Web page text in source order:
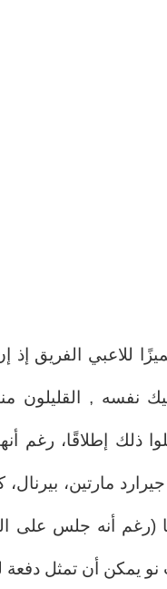
للاعبي الفريق إذ
نفسه , القليلون
ذلك إطلاقًا، رغم
جيرارد مارتين،
(رغم أنه جلس على
يمكن أن تمثل دفعة